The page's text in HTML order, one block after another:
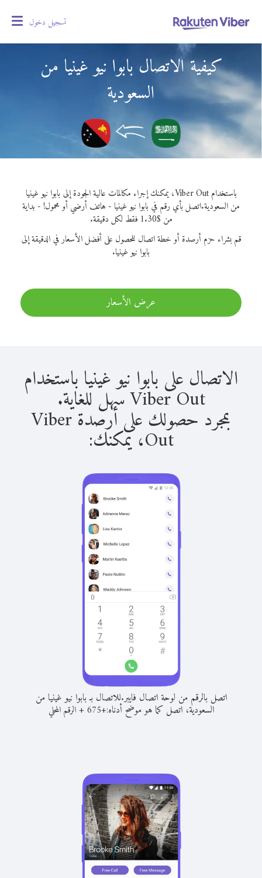
تسجيل دخول
كيفية الاتصال بابوا نيو غينيا من
السعودية
باستخدام Viber Out، يمكنك إجراء مكالمات عالية الجودة إلى بابوا نيو غينيا
من السعودية.اتصل بأي رقم في بابوا نيو غينيا - هاتف أرضي أو محمول! - بداية
من $1.30 فقط لكل دقيقة.
قم بشراء حزم أرصدة أو خطة اتصال للحصول على أفضل الأسعار في الدقيقة إلى
بابوا نيو غينيا.
عرض الأسعار
الاتصال على بابوا نيو غينيا باستخدام
Viber Out سهل للغاية.
بمجرد حصولك على أرصدة Viber
Out، يمكنك:
اتصل بالرقم من لوحة اتصال فايبر.للاتصال بـ بابوا نيو غينيا من
السعودية، اتصل كما هو موضح أدناه:+
675
+الرقم المحلي